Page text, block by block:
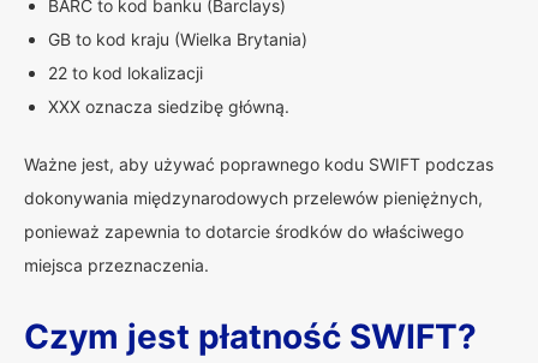
BARC to kod banku (Barclays)
GB to kod kraju (Wielka Brytania)
22 to kod lokalizacji
XXX oznacza siedzibę główną.
Ważne jest, aby używać poprawnego kodu SWIFT podczas
dokonywania międzynarodowych przelewów pieniężnych,
ponieważ zapewnia to dotarcie środków do właściwego
miejsca przeznaczenia.
Czym jest płatność SWIFT?